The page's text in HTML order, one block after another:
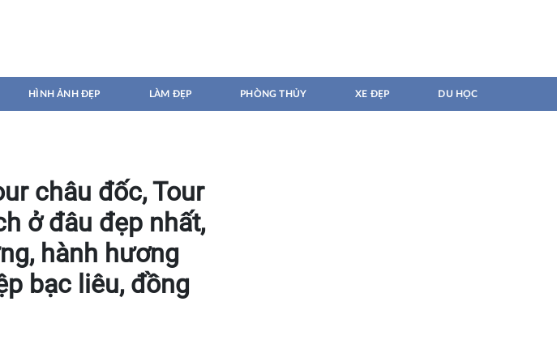
HÌNH ẢNH ĐẸP LÀM ĐẸP PHÒNG THỦY XE ĐẸP DU HỌC
châu đốc, Tour
ở đâu đẹp nhất,
hành hương
bạc liêu, đồng